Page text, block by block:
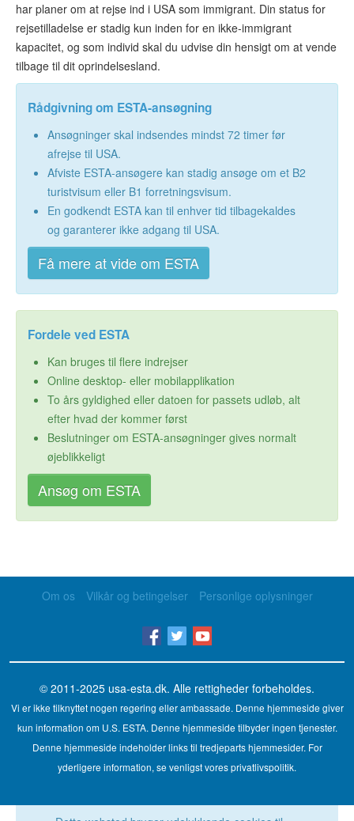
har planer om at rejse ind i USA som immigrant. Din status for
rejsetilladelse er stadig kun inden for en ikke-immigrant
kapacitet, og som individ skal du udvise din hensigt om at vende
tilbage til dit oprindelsesland.
Rådgivning om ESTA-ansøgning
Ansøgninger skal indsendes mindst 72 timer før
afrejse til USA.
Afviste ESTA-ansøgere kan stadig ansøge om et B2
turistvisum eller B1 forretningsvisum.
En godkendt ESTA kan til enhver tid tilbagekaldes
og garanterer ikke adgang til USA.
Få mere at vide om ESTA
Fordele ved ESTA
Kan bruges til flere indrejser
Online desktop- eller mobilapplikation
To års gyldighed eller datoen for passets udløb, alt
efter hvad der kommer først
Beslutninger om ESTA-ansøgninger gives normalt
øjeblikkeligt
Ansøg om ESTA
Om os Vilkår og betingelser Personlige oplysninger
© 2011-2025 usa-esta.dk. Alle rettigheder forbeholdes.
Vi er ikke tilknyttet nogen regering eller ambassade. Denne hjemmeside giver
kun information om U.S. ESTA. Denne hjemmeside tilbyder ingen tjenester.
Denne hjemmeside indeholder links til tredjeparts hjemmesider. For
yderligere information, se venligst vores privatlivspolitik.